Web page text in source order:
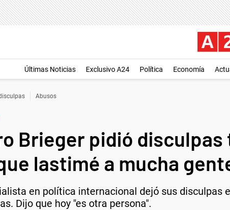
Últimas Noticias Exclusivo A24 Política Economía
Abusos
Brieger pidió
lastimé a mucha
en política internacional dejó sus disculpas
Dijo que hoy "es otra persona".